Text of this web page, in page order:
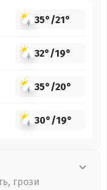
35°/21°
32°/19°
35°/20°
30°/19°
грози